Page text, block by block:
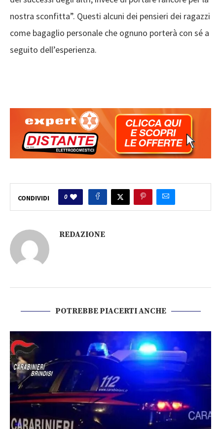
nostra sconfitta”. Questi alcuni dei pensieri dei ragazzi
come bagaglio personale che ognuno porterà con sé a
seguito dell’esperienza.
CONDIVIDI 0
REDAZIONE
POTREBBE PIACERTI ANCHE